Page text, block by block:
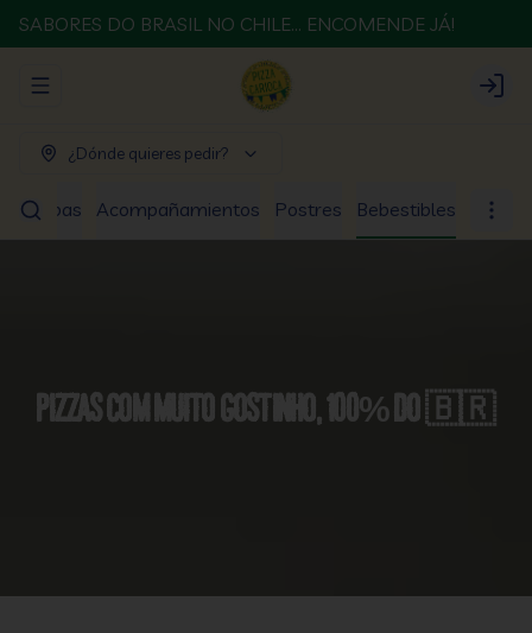
SABORES DO BRASIL NO CHILE... ENCOMENDE JÁ!
Abrir menu de navegación Login
¿Dónde quieres pedir?
Sopas Acompañamientos Postres Bebestibles
Pizzas com muito gostinho, 100% do 🇧🇷